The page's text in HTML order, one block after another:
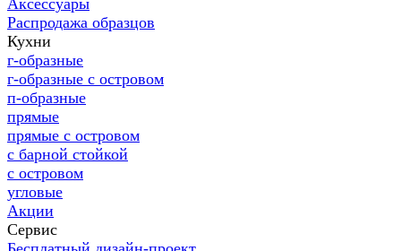
Аксессуары
Распродажа образцов
Кухни
г-образные
г-образные с островом
п-образные
прямые
прямые с островом
с барной стойкой
с островом
угловые
Акции
Сервис